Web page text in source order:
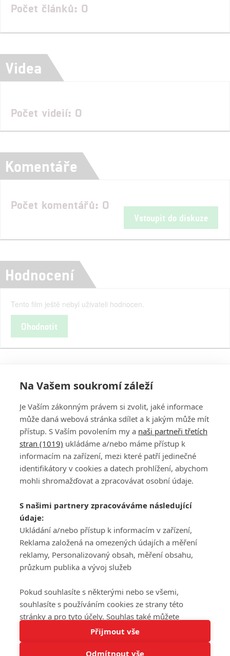
Tato stránka používá soubory cookies.
Počet článků: 0
Videa
Počet videií: 0
Komentáře
Počet komentářů: 0
Vstoupit do diskuze
Hodnocení
Tento film ještě nebyl uživateli hodnocen.
Ohodnotit
PŘIHLÁSIT
REGISTROVAT
DISKUZE
Šéfredaktorkou webu jePetr Slavík, e-mailserialy@fandimefilmu.cz
Máte-li zájem o inzerci na našem webu napište nám na e-mail
studio@koncal.com
Ochrana osobních údajů|Zásady používání cookies |Pravidla webu
Upravit nastavení soukromí
© 2016 – 2026 FandimeSerialum.cz / All rights reserved /
Na Vašem soukromí záleží
Je Vaším zákonným právem si zvolit, jaké informace
může daná webová stránka sdílet a k jakým může mít
přístup. S Vaším povolením my a naši partneři třetích
stran (1019) ukládáme a/nebo máme přístup k
informacím na zařízení, mezi které patří jedinečné
identifikátory v cookies a datech prohlížení, abychom
mohli shromažďovat a zpracovávat osobní údaje.
S našimi partnery zpracováváme následující
údaje:
Ukládání a/nebo přístup k informacím v zařízení,
Reklama založená na omezených údajích a měření
reklamy, Personalizovaný obsah, měření obsahu,
průzkum publika a vývoj služeb
Pokud souhlasíte s některými nebo se všemi,
souhlasíte s používáním cookies ze strany této
stránky a pro tyto účely. Souhlas také můžete
odmítnout, ale v takovém případě vám na stránce
nebudou k dispozici některé personalizované funkce.
Vaše volby souhlasu se budou vztahovat pouze na
Přijmout vše
Odmítnout vše